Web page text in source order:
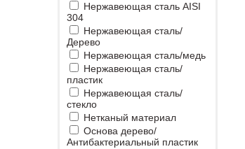
Нержавеющая сталь AISI
304
Нержавеющая сталь/
Дерево
Нержавеющая сталь/медь
Нержавеющая сталь/
пластик
Нержавеющая сталь/
стекло
Нетканый материал
Основа дерево/
Антибактериальный пластик